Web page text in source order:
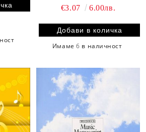
€3.07
6.00лв.
Имаме6 в наличност